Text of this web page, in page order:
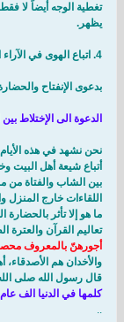
تغطية الوجه أيضاً لا
يظهر.
4. اتباع الهوى في الآراء السياسية والأفكار الإجتماعية الغربية :
بدعوى الإنفتاح
الدعوة الى الإختلاط
نحن نشهد في هذه
أتباع شيعة أهل البيت
بين الشاب والفتاة من
اللقاءات خارج المنزل
ما هو إلا تأثر بالحضارة
تعاليم القرآن والعترة
أجورهنّ بالمعروف
والأخدان هم الأصدقاء،
قال رسول الله صلى
كلمها في الدنيا الف عام
..